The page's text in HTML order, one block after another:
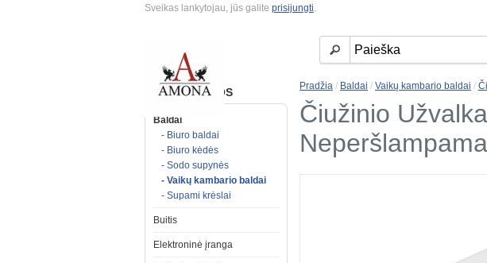
Sveikas lankytojau, jūs galite prisijungti.
KATEGORIJOS
Baldai
- Biuro baldai
- Biuro kėdės
- Sodo supynės
- Vaikų kambario baldai
- Supami krėslai
Buitis
Elektroninė įranga
Pradžia / Baldai / Vaikų kambario baldai /
Čiužinio